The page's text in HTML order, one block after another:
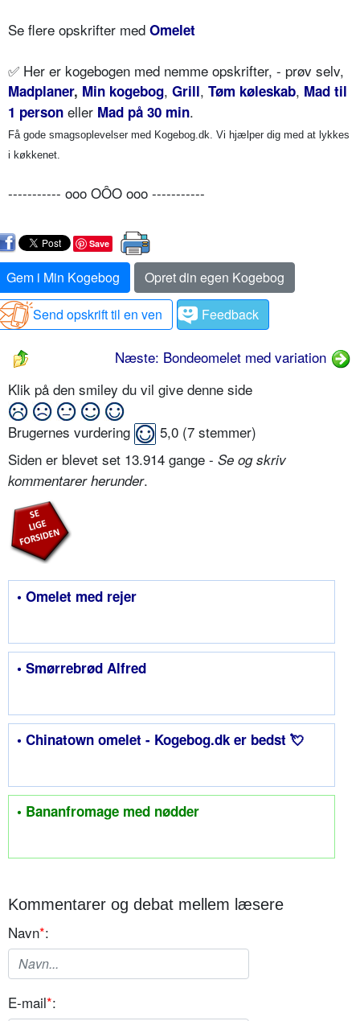
Se flere opskrifter med Omelet
✅ Her er kogebogen med nemme opskrifter, - prøv selv,
Madplaner, Min kogebog, Grill, Tøm køleskab, Mad til
1 person eller Mad på 30 min.
Få gode smagsoplevelser med Kogebog.dk. Vi hjælper dig med at lykkes
i køkkenet.
----------- ooo OÔO ooo -----------
Save
Gem i Min Kogebog
Opret din egen Kogebog
Send opskrift til en ven
Feedback
Næste: Bondeomelet med variation
Klik på den smiley du vil give denne side
Brugernes vurdering 5,0 (7 stemmer)
Siden er blevet set 13.914 gange - Se og skriv
kommentarer herunder.
• Omelet med rejer
• Smørrebrød Alfred
• Chinatown omelet - Kogebog.dk er bedst 💘
• Bananfromage med nødder
Kommentarer og debat mellem læsere
Navn*:
E-mail*: